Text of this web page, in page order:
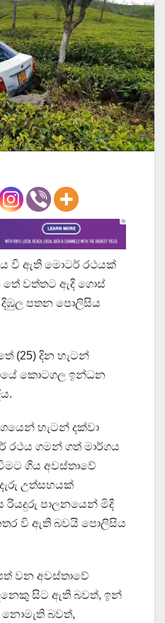
වි ඇති මොටර් රථයක්
තේ වත්තට ඇදි ගොස්
පතන පොලිසිය
(25) දින හැටන්
කොටගල ඉන්ධන
හැටන් දක්වා
රථය ගමන් ගත් මාර්ගය
ගිය අවස්තාවේ
උත්සහයක්
පාලනයෙන් මිදි
වි ඇති බවයි පොලිසිය
වන අවස්තාවේ
සිට ඇති බවත්, ඉන්
නොමැති බවත්,